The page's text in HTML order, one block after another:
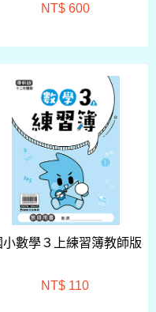
NT$ 600
小數學３上練習簿教師版
NT$ 110